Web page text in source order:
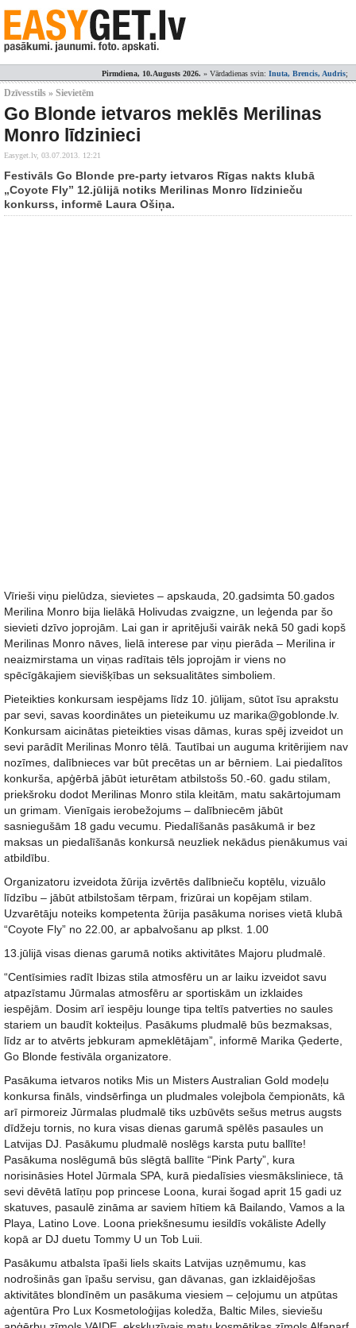
Pirmdiena, 10.Augusts 2026. » Vārdadienas svin: Inuta, Brencis, Audris;
Dzīvesstils » Sievietēm
Go Blonde ietvaros meklēs Merilinas
Monro līdzinieci
Easyget.lv, 03.07.2013. 12:21
Festivāls Go Blonde pre-party ietvaros Rīgas nakts klubā
„Coyote Fly” 12.jūlijā notiks Merilinas Monro līdzinieču
konkurss, informē Laura Ošiņa.
Vīrieši viņu pielūdza, sievietes – apskauda, 20.gadsimta 50.gados
Merilina Monro bija lielākā Holivudas zvaigzne, un leģenda par šo
sievieti dzīvo joprojām. Lai gan ir apritējuši vairāk nekā 50 gadi kopš
Merilinas Monro nāves, lielā interese par viņu pierāda – Merilina ir
neaizmirstama un viņas radītais tēls joprojām ir viens no
spēcīgākajiem sievišķības un seksualitātes simboliem.
Pieteikties konkursam iespējams līdz 10. jūlijam, sūtot īsu aprakstu
par sevi, savas koordinātes un pieteikumu uz marika@goblonde.lv.
Konkursam aicinātas pieteikties visas dāmas, kuras spēj izveidot un
sevi parādīt Merilinas Monro tēlā. Tautībai un auguma kritērijiem nav
nozīmes, dalībnieces var būt precētas un ar bērniem. Lai piedalītos
konkurša, apģērbā jābūt ieturētam atbilstošs 50.-60. gadu stilam,
priekšroku dodot Merilinas Monro stila kleitām, matu sakārtojumam
un grimam. Vienīgais ierobežojums – dalībniecēm jābūt
sasniegušām 18 gadu vecumu. Piedalīšanās pasākumā ir bez
maksas un piedalīšanās konkursā neuzliek nekādus pienākumus vai
atbildību.
Organizatoru izveidota žūrija izvērtēs dalībnieču koptēlu, vizuālo
līdzību – jābūt atbilstošam tērpam, frizūrai un kopējam stilam.
Uzvarētāju noteiks kompetenta žūrija pasākuma norises vietā klubā
“Coyote Fly” no 22.00, ar apbalvošanu ap plkst. 1.00
13.jūlijā visas dienas garumā notiks aktivitātes Majoru pludmalē.
“Centīsimies radīt Ibizas stila atmosfēru un ar laiku izveidot savu
atpazīstamu Jūrmalas atmosfēru ar sportiskām un izklaides
iespējām. Dosim arī iespēju lounge tipa teltīs patverties no saules
stariem un baudīt kokteiļus. Pasākums pludmalē būs bezmaksas,
līdz ar to atvērts jebkuram apmeklētājam”, informē Marika Ģederte,
Go Blonde festivāla organizatore.
Pasākuma ietvaros notiks Mis un Misters Australian Gold modeļu
konkursa fināls, vindsērfinga un pludmales volejbola čempionāts, kā
arī pirmoreiz Jūrmalas pludmalē tiks uzbūvēts sešus metrus augsts
dīdžeju tornis, no kura visas dienas garumā spēlēs pasaules un
Latvijas DJ. Pasākumu pludmalē noslēgs karsta putu ballīte!
Pasākuma noslēgumā būs slēgtā ballīte “Pink Party”, kura
norisināsies Hotel Jūrmala SPA, kurā piedalīsies viesmāksliniece, tā
sevi dēvētā latīņu pop princese Loona, kurai šogad aprit 15 gadi uz
skatuves, pasaulē zināma ar saviem hītiem kā Bailando, Vamos a la
Playa, Latino Love. Loona priekšnesumu iesildīs vokāliste Adelly
kopā ar DJ duetu Tommy U un Tob Luii.
Pasākumu atbalsta īpaši liels skaits Latvijas uzņēmumu, kas
nodrošinās gan īpašu servisu, gan dāvanas, gan izklaidējošas
aktivitātes blondīnēm un pasākuma viesiem – ceļojumu un atpūtas
aģentūra Pro Lux Kosmetoloģijas koledža, Baltic Miles, sieviešu